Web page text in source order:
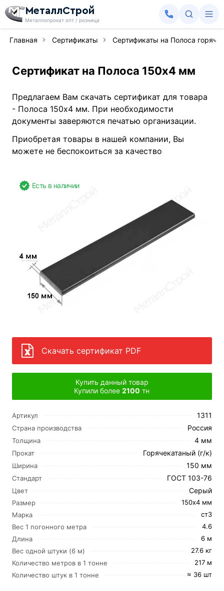
МеталлСтрой
Металлопрокат опт / розница
Главная Сертификаты Сертификаты на Полоса
Сертификат на Полоса 150х4 мм
Предлагаем Вам скачать сертификат для товара
- Полоса 150х4 мм. При необходимости
документы заверяются печатью организации.
Приобретая товары в нашей компании, Вы
можете не беспокоиться за качество
Есть в наличии
Скачать сертификат PDF
Купить данный товар
Купили более2100 тн
Артикул 1311
Страна производства Россия
Толщина 4 мм
Прокат Горячекатаный (г/к)
Ширина 150 мм
Стандарт ГОСТ 103-76
Цвет Серый
Размер
150х4 мм
Марка
ст3
Вес 1 погонного метра
4.6
Длина
6 м
Вес одной штуки (6 м)
27.6 кг
Количество метров в 1 тонне
217 м
Количество штук в 1 тонне
≈ 36 шт